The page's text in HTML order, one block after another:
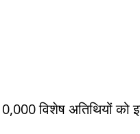
विशेष अतिथियों को